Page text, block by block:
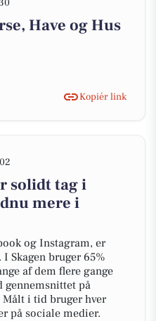
Have og Hus
Kopiér link
solidt tag i
mere i
og Instagram, er
Skagen bruger 65%
af dem flere gange
gennemsnittet på
Målt i tid bruger hver
på sociale medier.